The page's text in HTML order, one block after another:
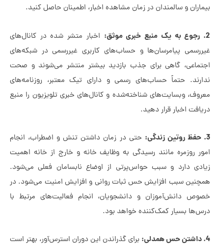
و سالمندان در زمان مشاهده اخبار، اطمینان حاصل کنید.
اخبار متشر شده در کانال‌های
پیامرسان‌ها و حساب‌های کاربری غیررسمی در شبکه‌های
گاهی برای جذب بازدید بیشتر منتشر می‌شوند و صحت
حتماً حساب‌های رسمی و دارای تیک معتبر، روزنامه‌های
وبسایت‌های شناخته‌شده و کانال‌های خبری تلویزیون را منبع
اخبار قرار دهید.
حتی در زمان داشتن تنش و اضطراب، انجام
روزمره مانند رسیدگی به وظایف خانه و خارج از خانه اهمیت
دارد و سبب حواس‌پرتی از اوضاع نابسامان فعلی می‌شود.
سبب افزایش حس ثبات روانی و افزایش امنیت می‌شود. در
دانش‌آموزان و دانشجویان، انجام فعالیت‌های مرتبط با
بسیار کمک‌کننده خواهد بود.
برای گذراندن این دوران استرس‌آور، بهتر است